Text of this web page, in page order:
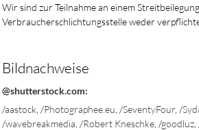
Wir sind zur Teilnahme an einem
Ver­braucher­schlichtungs­stelle weder
Bildnachweise
@shutterstock.com:
/aastock , /Photographee.eu , /SeventyFour , /
/wavebreakmedia , /Robert Kneschke , /goodluz